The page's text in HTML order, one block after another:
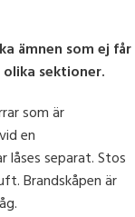
ämnen som ej får
sektioner.
som är
en
låses separat. Stos
Brandskåpen är